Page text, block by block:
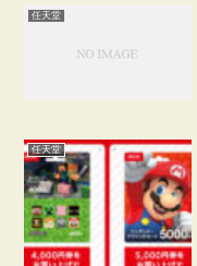
任天堂
任天堂